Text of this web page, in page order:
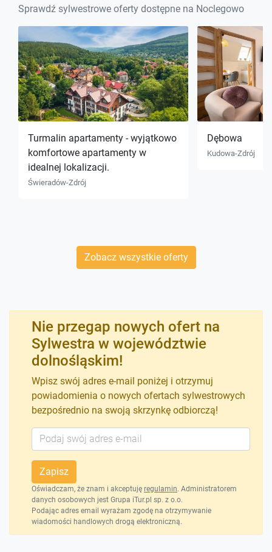
Sprawdź sylwestrowe oferty dostępne na Noclegowo
Turmalin apartamenty - wyjątkowo
komfortowe apartamenty w
idealnej lokalizacji.
Świeradów-Zdrój
Dębowa
Kudowa-Zdrój
Zobacz wszystkie oferty
Nie przegap nowych ofert na
Sylwestra w województwie
dolnośląskim!
Wpisz swój adres e-mail poniżej i otrzymuj
powiadomienia o nowych ofertach sylwestrowych
bezpośrednio na swoją skrzynkę odbiorczą!
Zapisz
Oświadczam, że znam i akceptuję regulamin. Administratorem
danych osobowych jest Grupa iTur.pl sp. z o.o.
Podając adres email wyrażam zgodę na otrzymywanie
wiadomości handlowych drogą elektroniczną.